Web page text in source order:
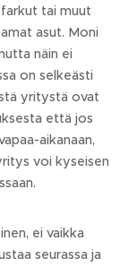
tai muut
asut. Moni
näin ei
on selkeästi
yritystä ovat
että jos
aikanaan,
voi kyseisen
ei vaikka
seurassa ja